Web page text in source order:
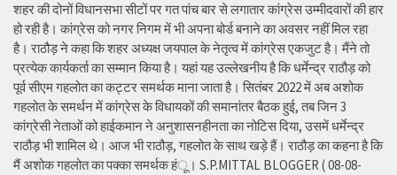
शहर की दोनों विधानसभा सीटों पर गत पांच बार से लगातार कांग्रेस उम्मीदवारों की हार
हो रही है। कांग्रेस को नगर निगम में भी अपना बोर्ड बनाने का अवसर नहीं मिल रहा
है। राठौड़ ने कहा कि शहर अध्यक्ष जयपाल के नेतृत्व में कांग्रेस एकजुट है। मैंने तो
प्रत्येक कार्यकर्ता का सम्मान किया है। यहां यह उल्लेखनीय है कि धर्मेन्द्र राठौड़ को
पूर्व सीएम गहलोत का कट्टर समर्थक माना जाता है। सितंबर 2022 में अब अशोक
गहलोत के समर्थन में कांग्रेस के विधायकों की समानांतर बैठक हुई, तब जिन 3
कांग्रेसी नेताओं को हाईकमान ने अनुशासनहीनता का नोटिस दिया, उसमें धर्मेन्द्र
राठौड़ भी शामिल थे। आज भी राठौड़, गहलोत के साथ खड़े हैं। राठौड़ का कहना है कि
मैं अशोक गहलोत का पक्का समर्थक हंू। S.P.MITTAL BLOGGER ( 08-08-